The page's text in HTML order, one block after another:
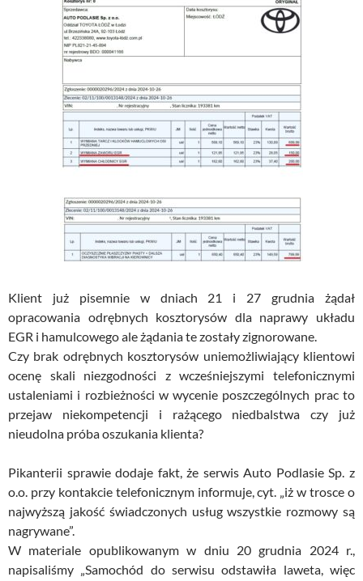
Klient już pisemnie w dniach 21 i 27 grudnia żądał
opracowania odrębnych kosztorysów dla naprawy układu
EGR i hamulcowego ale żądania te zostały zignorowane.
Czy brak odrębnych kosztorysów uniemożliwiający klientowi
ocenę skali niezgodności z wcześniejszymi telefonicznymi
ustaleniami i rozbieżności w wycenie poszczególnych prac to
przejaw niekompetencji i rażącego niedbalstwa czy już
nieudolna próba oszukania klienta?
Pikanterii sprawie dodaje fakt, że serwis Auto Podlasie Sp. z
o.o. przy kontakcie telefonicznym informuje, cyt. „iż w trosce o
najwyższą jakość świadczonych usług wszystkie rozmowy są
nagrywane”.
W materiale opublikowanym w dniu 20 grudnia 2024 r.,
napisaliśmy „Samochód do serwisu odstawiła laweta, więc